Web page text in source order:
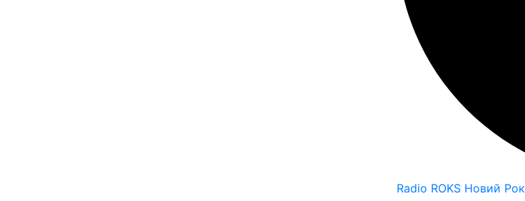
Radio ROKS Новий Рок